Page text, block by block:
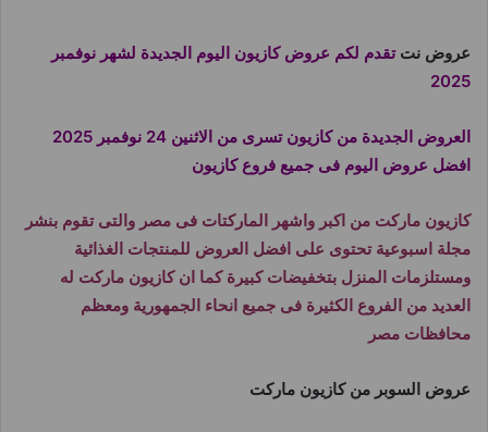
عروض نتتقدم لكم عروض كازيون اليوم الجديدة لشهر نوفمبر
2025
العروض الجديدة من كازيون تسرى من الاثنين 24 نوفمبر 2025
افضل عروض اليوم فى جميع فروع كازيون
كازيون ماركت من اكبر واشهر الماركتات فى مصر والتى تقوم بنشر
مجلة اسبوعية تحتوى على افضل العروض للمنتجات الغذائية
ومستلزمات المنزل بتخفيضات كبيرة كما ان كازيون ماركت له
العديد من الفروع الكثيرة فى جميع انحاء الجمهورية ومعظم
محافظات مصر
عروض السوبر من كازيون ماركت